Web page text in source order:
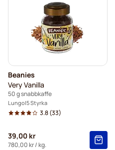
Beanies
Very Vanilla
50 g snabbkaffe
Lungo 5 Styrka
3.8(33)
39,00 kr
780,00 kr/ kg.